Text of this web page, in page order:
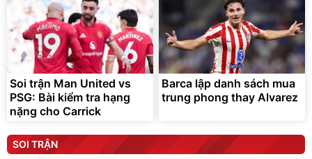
Soi trận Man United vs
PSG: Bài kiểm tra hạng
nặng cho Carrick
Barca lập danh sách mua
trung phong thay Alvarez
SOI TRẬN